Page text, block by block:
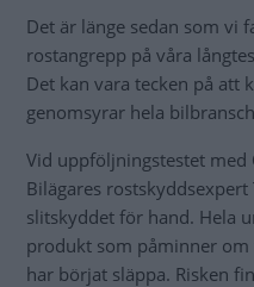
Det är länge sedan som vi
rostangrepp på våra
Det kan vara tecken på att
genomsyrar hela
Vid uppföljningstestet med
Bilägares
slitskyddet för hand. Hela
produkt som påminner
har börjat släppa. Risken